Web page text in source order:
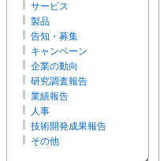
サービス
製品
告知・募集
キャンペーン
企業の動向
研究調査報告
業績報告
人事
技術開発成果報告
その他